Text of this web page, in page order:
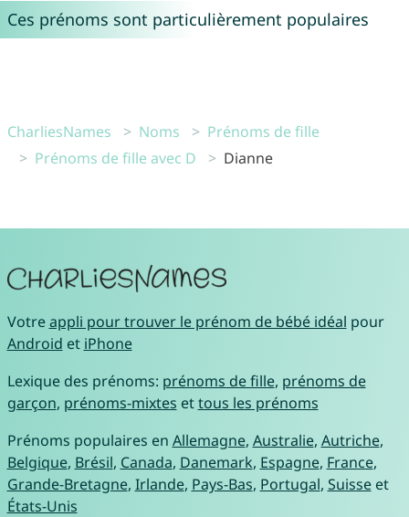
Ces prénoms sont particulièrement populaires
CharliesNames Noms
Prénoms de fille
Prénoms de fille avec D
Dianne
Votreappli pour trouver le prénom de bébé idéal pour
Android et iPhone
Lexique des prénoms: prénoms de fille, prénoms de
garçon, prénoms-mixtes ettous les prénoms
Prénoms populaires en Allemagne, Australie, Autriche,
Belgique, Brésil, Canada, Danemark, Espagne, France,
Grande-Bretagne, Irlande, Pays-Bas, Portugal, Suisseet
États-Unis